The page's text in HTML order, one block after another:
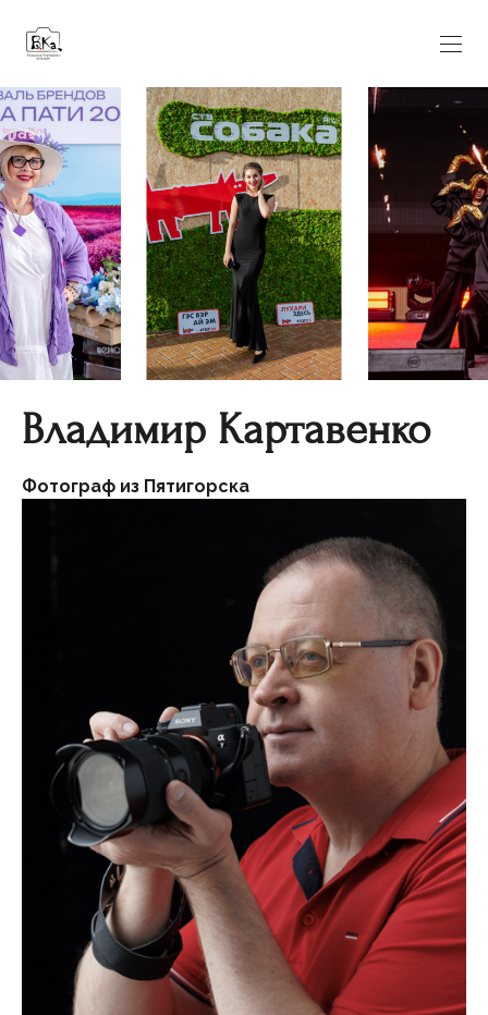
Владимир Картавенко
Фотограф из Пятигорска